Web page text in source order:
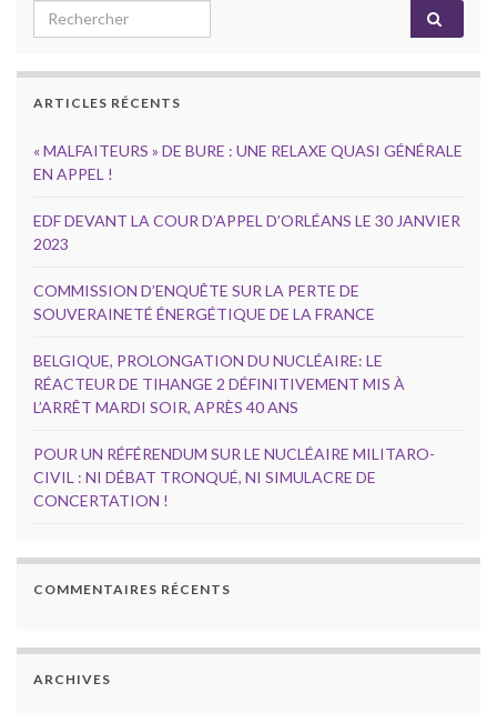
Search for:
ARTICLES RÉCENTS
« MALFAITEURS » DE BURE : UNE RELAXE QUASI GÉNÉRALE
EN APPEL !
EDF DEVANT LA COUR D’APPEL D’ORLÉANS LE 30 JANVIER
2023
COMMISSION D’ENQUÊTE SUR LA PERTE DE
SOUVERAINETÉ ÉNERGÉTIQUE DE LA FRANCE
BELGIQUE, PROLONGATION DU NUCLÉAIRE: LE
RÉACTEUR DE TIHANGE 2 DÉFINITIVEMENT MIS À
L’ARRÊT MARDI SOIR, APRÈS 40 ANS
POUR UN RÉFÉRENDUM SUR LE NUCLÉAIRE MILITARO-
CIVIL : NI DÉBAT TRONQUÉ, NI SIMULACRE DE
CONCERTATION !
COMMENTAIRES RÉCENTS
ARCHIVES